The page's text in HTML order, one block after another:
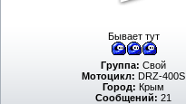
Бывает тут
Группа: Свой
Мотоцикл: DRZ-400S
Город: Крым
Сообщений: 21